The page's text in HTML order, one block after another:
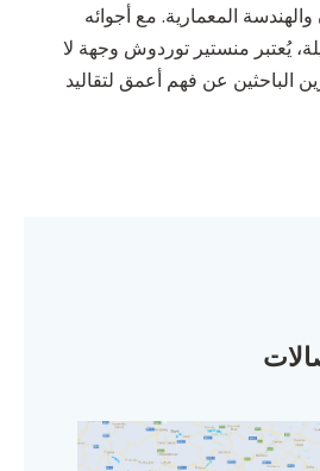
والهندسة المعمارية. مع أجوائه
يُعتبر منستير توردوش وجهة لا
الباحثين عن فهم أعمق لتقاليد